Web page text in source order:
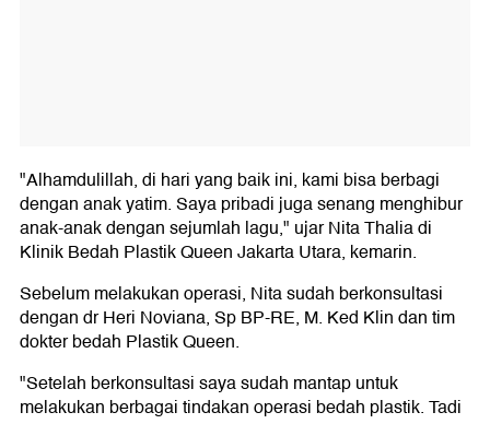
"Alhamdulillah, di hari yang baik ini, kami bisa berbagi
dengan anak yatim. Saya pribadi juga senang menghibur
anak-anak dengan sejumlah lagu," ujar Nita Thalia di
Klinik Bedah Plastik Queen Jakarta Utara, kemarin.
Sebelum melakukan operasi, Nita sudah berkonsultasi
dengan dr Heri Noviana, Sp BP-RE, M. Ked Klin dan tim
dokter bedah Plastik Queen.
"Setelah berkonsultasi saya sudah mantap untuk
melakukan berbagai tindakan operasi bedah plastik. Tadi